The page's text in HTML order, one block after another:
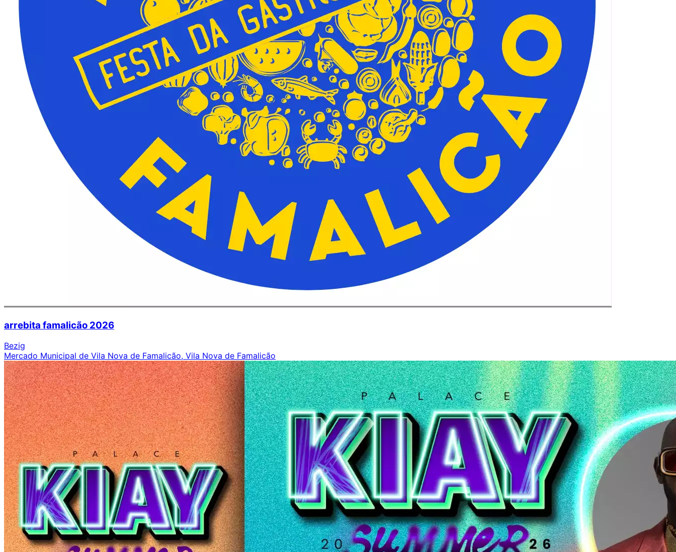
arrebita famalicão 2026
Bezig
Mercado Municipal de Vila Nova de Famalicão, Vila Nova de Famalicão